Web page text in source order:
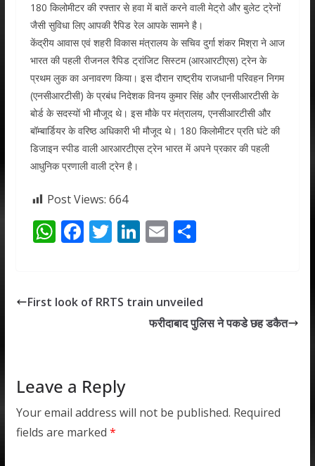
180 किलोमीटर की रफ्तार से हवा में बातें करने वाली मेट्रो और बुलेट ट्रेनों
जैसी सुविधा लिए आपकी रैपिड रेल आपके सामने है।
केंद्रीय आवास एवं शहरी विकास मंत्रालय के सचिव दुर्गा शंकर मिश्रा ने आज
भारत की पहली रीजनल रैपिड ट्रांजिट सिस्टम (आरआरटीएस) ट्रेन के
प्रथम लुक का अनावरण किया। इस दौरान राष्ट्रीय राजधानी परिवहन निगम
(एनसीआरटीसी) के प्रबंध निदेशक विनय कुमार सिंह और एनसीआरटीसी के
बोर्ड के सदस्यों भी मौजूद थे। इस मौके पर मंत्रालय, एनसीआरटीसी और
बॉम्बार्डियर के वरिष्ठ अधिकारी भी मौजूद थे। 180 किलोमीटर प्रति घंटे की
डिजाइन स्पीड वाली आरआरटीएस ट्रेन भारत में अपने प्रकार की पहली
आधुनिक प्रणाली वाली ट्रेन है।
Post Views: 664
W
s
F
b
T
er
Li
e
dI
E
l
S
e
First look of RRTS train unveiled
फरीदाबाद पुलिस ने पकडे छह डकैत
Leave a Reply
Your email address will not be published. Required
fields are marked *